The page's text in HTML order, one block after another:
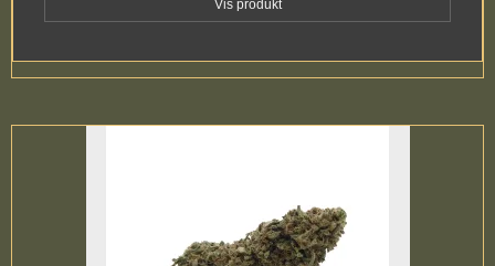
Vis produkt